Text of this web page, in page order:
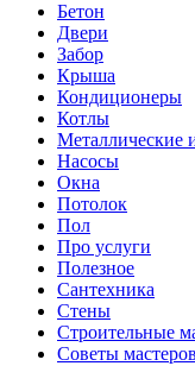
Бетон
Двери
Забор
Крыша
Кондиционеры
Котлы
Металлические
Насосы
Окна
Потолок
Пол
Про услуги
Полезное
Сантехника
Стены
Строительные
Советы мастеров